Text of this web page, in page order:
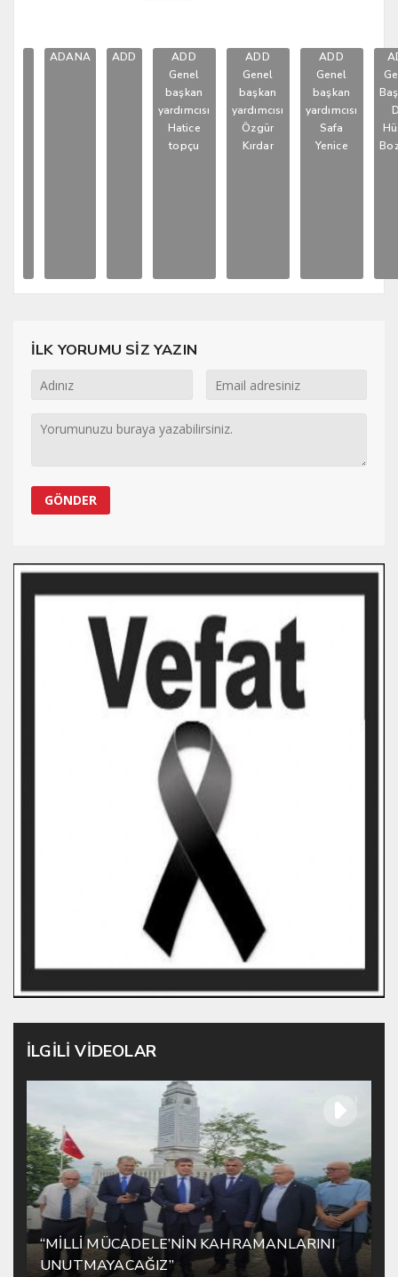
ADANA ADD
ADD
Genel
başkan
yardımcısı
Hatice
topçu
ADD
Genel
başkan
yardımcısı
Özgür
Kırdar
ADD
Genel
başkan
yardımcısı
Safa
Yenice
İLK YORUMU SİZ YAZIN
İLGİLİ VİDEOLAR
“MİLLİ MÜCADELE’NİN KAHRAMANLARINI
UNUTMAYACAĞIZ”